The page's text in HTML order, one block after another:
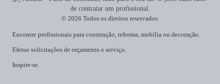
Encontre profissionais para construção, reforma, mobília ou decoração.
Efetue solicitações de orçamento e serviço.
Inspire-se.
© 2026 Todos os direitos reservados.